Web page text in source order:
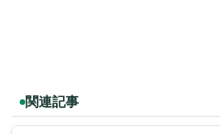
関連記事